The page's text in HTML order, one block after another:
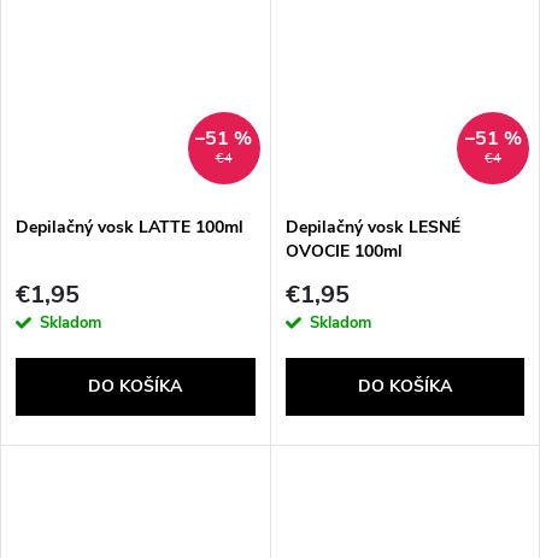
€4
–51 %
Depilačný vosk LATTE 100ml
€1,95
Skladom
DO KOŠÍKA
€4
–51 %
Depilačný vosk LESNÉ
OVOCIE 100ml
€1,95
Skladom
DO KOŠÍKA